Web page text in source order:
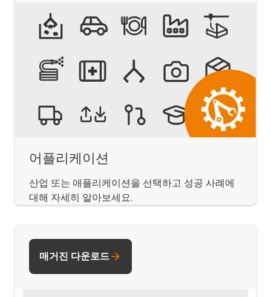
어플리케이션
산업 또는 애플리케이션을 선택하고 성공 사례에
대해 자세히 알아보세요.
매거진 다운로드